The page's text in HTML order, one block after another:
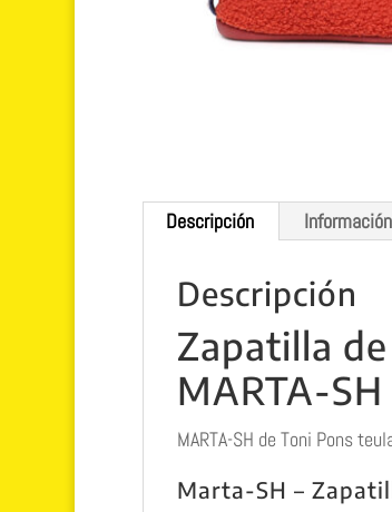
Descripción
Descripción
Zapatilla
MARTA-SH
MARTA-SH de Toni Pons
Marta-SH –